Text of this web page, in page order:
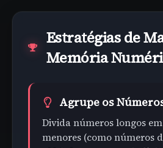
Estratégias de
Memória
Agrupe os
Divida números longos
menores (como números